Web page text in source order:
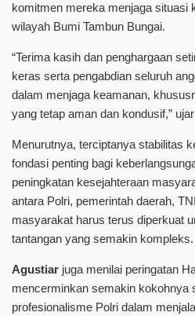
komitmen mereka menjaga situasi
wilayah Bumi Tambun Bungai.
“Terima kasih dan penghargaan
keras serta pengabdian seluruh
dalam menjaga keamanan,
yang tetap aman dan kondusif,” ujar
Menurutnya, terciptanya stabilitas
fondasi penting bagi
peningkatan kesejahteraan
antara Polri, pemerintah daerah,
masyarakat harus terus diperkuat
tantangan yang semakin kompleks.
Agustiar juga menilai peringatan
mencerminkan semakin kokohnya
profesionalisme Polri dalam